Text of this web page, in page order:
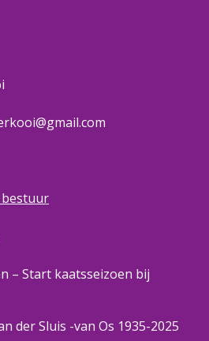
bestuur
– Start kaatsseizoen bij
der Sluis -van Os 1935-2025